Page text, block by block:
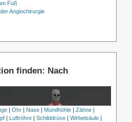
Fuß
Angiochirurgie
finden: Nach
| Ohr| Nase| Mundhöhle| Zähne|
| Luftröhre| Schilddrüse| Wirbelsäule|